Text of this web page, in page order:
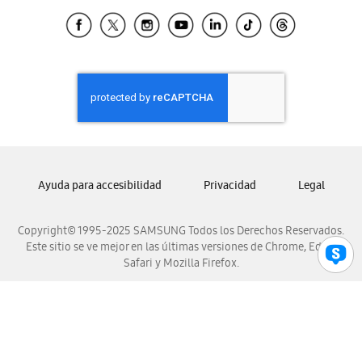
Samsung El Salvador
Samsung Honduras
Samsung Nicaragua
Samsung Panamá
Samsung Venezuela
Copyright© 1995-2025 SAMSUNG Todos los Derechos Reservados.
Este sitio se ve mejor en las últimas versiones de Chrome, Edge,
Safari y Mozilla Firefox.
Ayuda para accesibilidad Privacidad Legal